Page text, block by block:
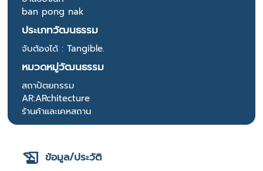
ban pong nak
ประเภทวัฒนธรรม
จับต้องได้ : Tangible.
หมวดหมู่วัฒนธรรม
สถาปัตยกรรม
AR:ARchitecture
ร้านค้าและเคหสถาน
ข้อมูล/ประวัติ